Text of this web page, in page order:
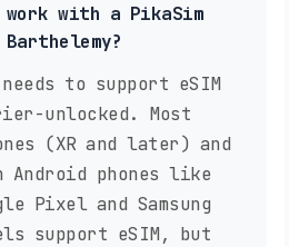
with a PikaSim
to support eSIM
unlocked. Most
(XR and later) and
Android phones like
Pixel and Samsung
support eSIM, but